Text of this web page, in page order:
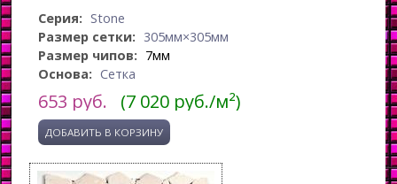
Серия: Stone
Размер сетки: 305мм×305мм
Размер чипов: 7мм
Основа: Сетка
653 руб. (7 020 руб./м²)